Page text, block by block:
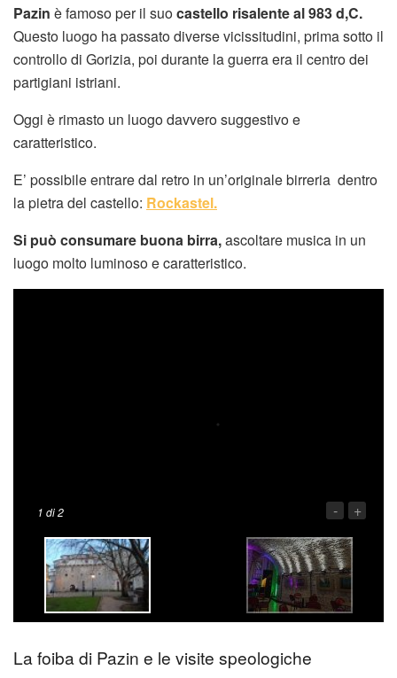
Pazin è famoso per il suocastello risalente al 983 d,C.
Questo luogo ha passato diverse vicissitudini, prima sotto il
controllo di Gorizia, poi durante la guerra era il centro dei
partigiani istriani.
Oggi è rimasto un luogo davvero suggestivo e
caratteristico.
E’ possibile entrare dal retro in un’originale birreria dentro
la pietra del castello: Rockastel.
Si può consumare buona birra,ascoltare musica in un
luogo molto luminoso e caratteristico.
1 di 2 - +
La foiba di Pazin e le visite speologiche